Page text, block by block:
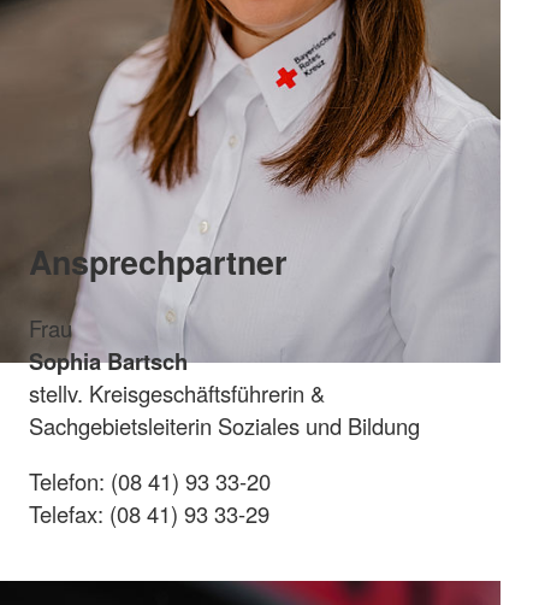
Ansprechpartner
Frau
Sophia Bartsch
stellv. Kreisgeschäftsführerin &
Sachgebietsleiterin Soziales und Bildung
Telefon: (08 41) 93 33-20
Telefax: (08 41) 93 33-29